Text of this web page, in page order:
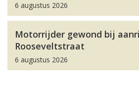
6 augustus 2026
Motorrijder gewond bij
Rooseveltstraat
6 augustus 2026